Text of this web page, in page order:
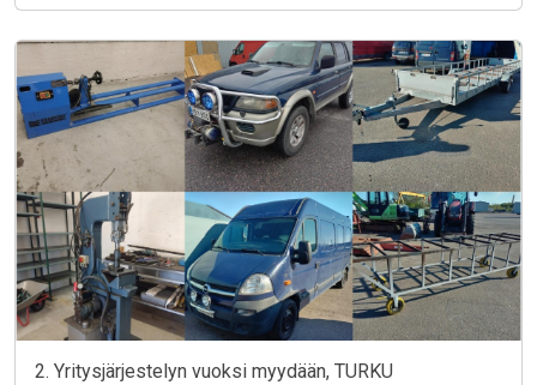
2. Yritysjärjestelyn vuoksi myydään, TURKU